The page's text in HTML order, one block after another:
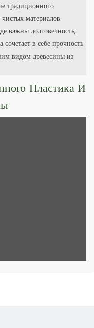
традиционного
материалов.
важны долговечность,
сочетает в себе прочность
видом древесины из
Пластика И